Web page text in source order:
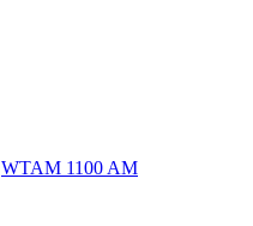
WTAM 1100 AM